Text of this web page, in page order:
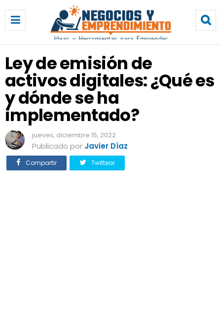
y
d
e
m
i
s
ó
d
e
a
c
Ley de emisión de
activos digitales: ¿Qué es
y dónde se ha
implementado?
jueves, diciembre 15, 2022
Publicado por Javier Díaz
Compartir Twittear